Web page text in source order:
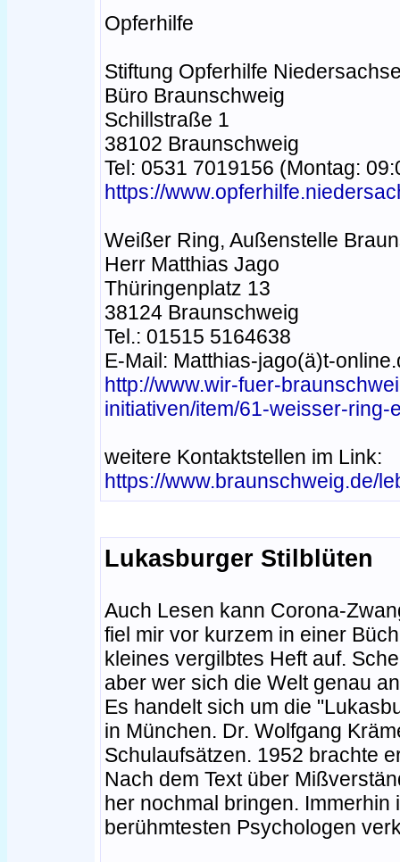
Opferhilfe
Stiftung Opferhilfe
Büro Braunschweig
Schillstraße 1
38102 Braunschweig
Tel: 0531 7019156 (Montag:
https://
Weißer Ring, Außenstelle
Herr Matthias Jago
Thüringenplatz 13
38124 Braunschweig
Tel.: 01515 5164638
E-Mail: Matthias-jago(ä)t-
http://www.wir-fuer-
initiativen/item/61-weisser-ring-
weitere Kontaktstellen im Link:
https://www.braunschweig.de/
Lukasburger Stilblüten
Auch Lesen kann Corona-
fiel mir vor kurzem in einer
kleines vergilbtes Heft auf.
aber wer sich die Welt genau
Es handelt sich um die
in München. Dr. Wolfgang
Schulaufsätzen. 1952 brachte
Nach dem Text über
her nochmal bringen.
berühmtesten Psychologen